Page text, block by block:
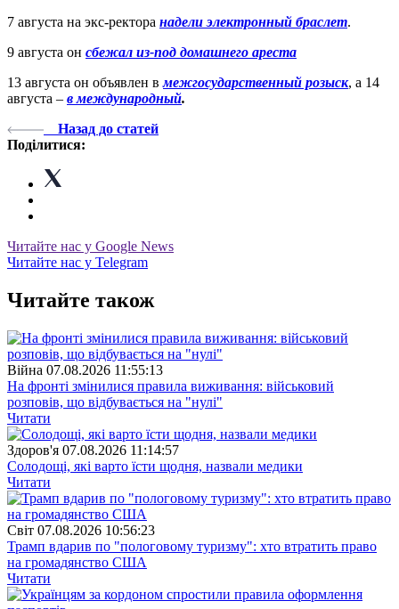
7 августа на экс-ректора надели электронный браслет.
9 августа он сбежал из-под домашнего ареста
13 августа он объявлен вмежгосударственный розыск, а 14
августа – в международный.
Назад до статей
Поділитися:
Читайте нас у Google News
Читайте нас у Telegram
Читайте також
Війна 07.08.2026 11:55:13
На фронті змінилися правила виживання: військовий
розповів, що відбувається на "нулі"
Читати
Здоров'я 07.08.2026 11:14:57
Солодощі, які варто їсти щодня, назвали медики
Читати
Свiт 07.08.2026 10:56:23
Трамп вдарив по "пологовому туризму": хто втратить право
на громадянство США
Читати